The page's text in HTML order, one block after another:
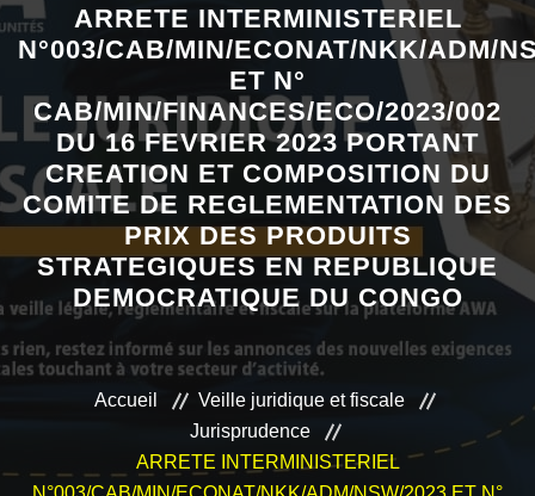
MON COMPTE
VEILLE JURIDIQUE ET FISCALE
LES ANALYSES
ARRETE INTERMINISTERIEL
N°003/CAB/MIN/ECONAT/NKK/ADM/
ET N°
CAB/MIN/FINANCES/ECO/2023/002
DU 16 FEVRIER 2023 PORTANT
CREATION ET COMPOSITION DU
COMITE DE REGLEMENTATION DES
PRIX DES PRODUITS
STRATEGIQUES EN REPUBLIQUE
DEMOCRATIQUE DU CONGO
Accueil
Veille juridique et fiscale
Jurisprudence
ARRETE INTERMINISTERIEL